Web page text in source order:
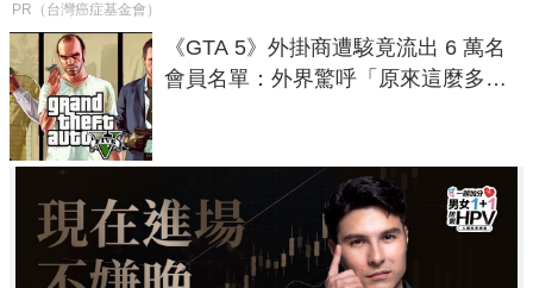
PR（台灣癌症基金會）
《GTA 5》外掛商遭駭竟流出 6 萬名
會員名單：外界驚呼「原來這麼多人